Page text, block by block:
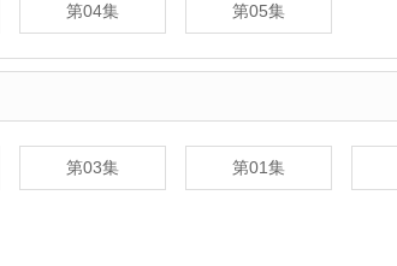
第04集 第05集
第03集 第01集